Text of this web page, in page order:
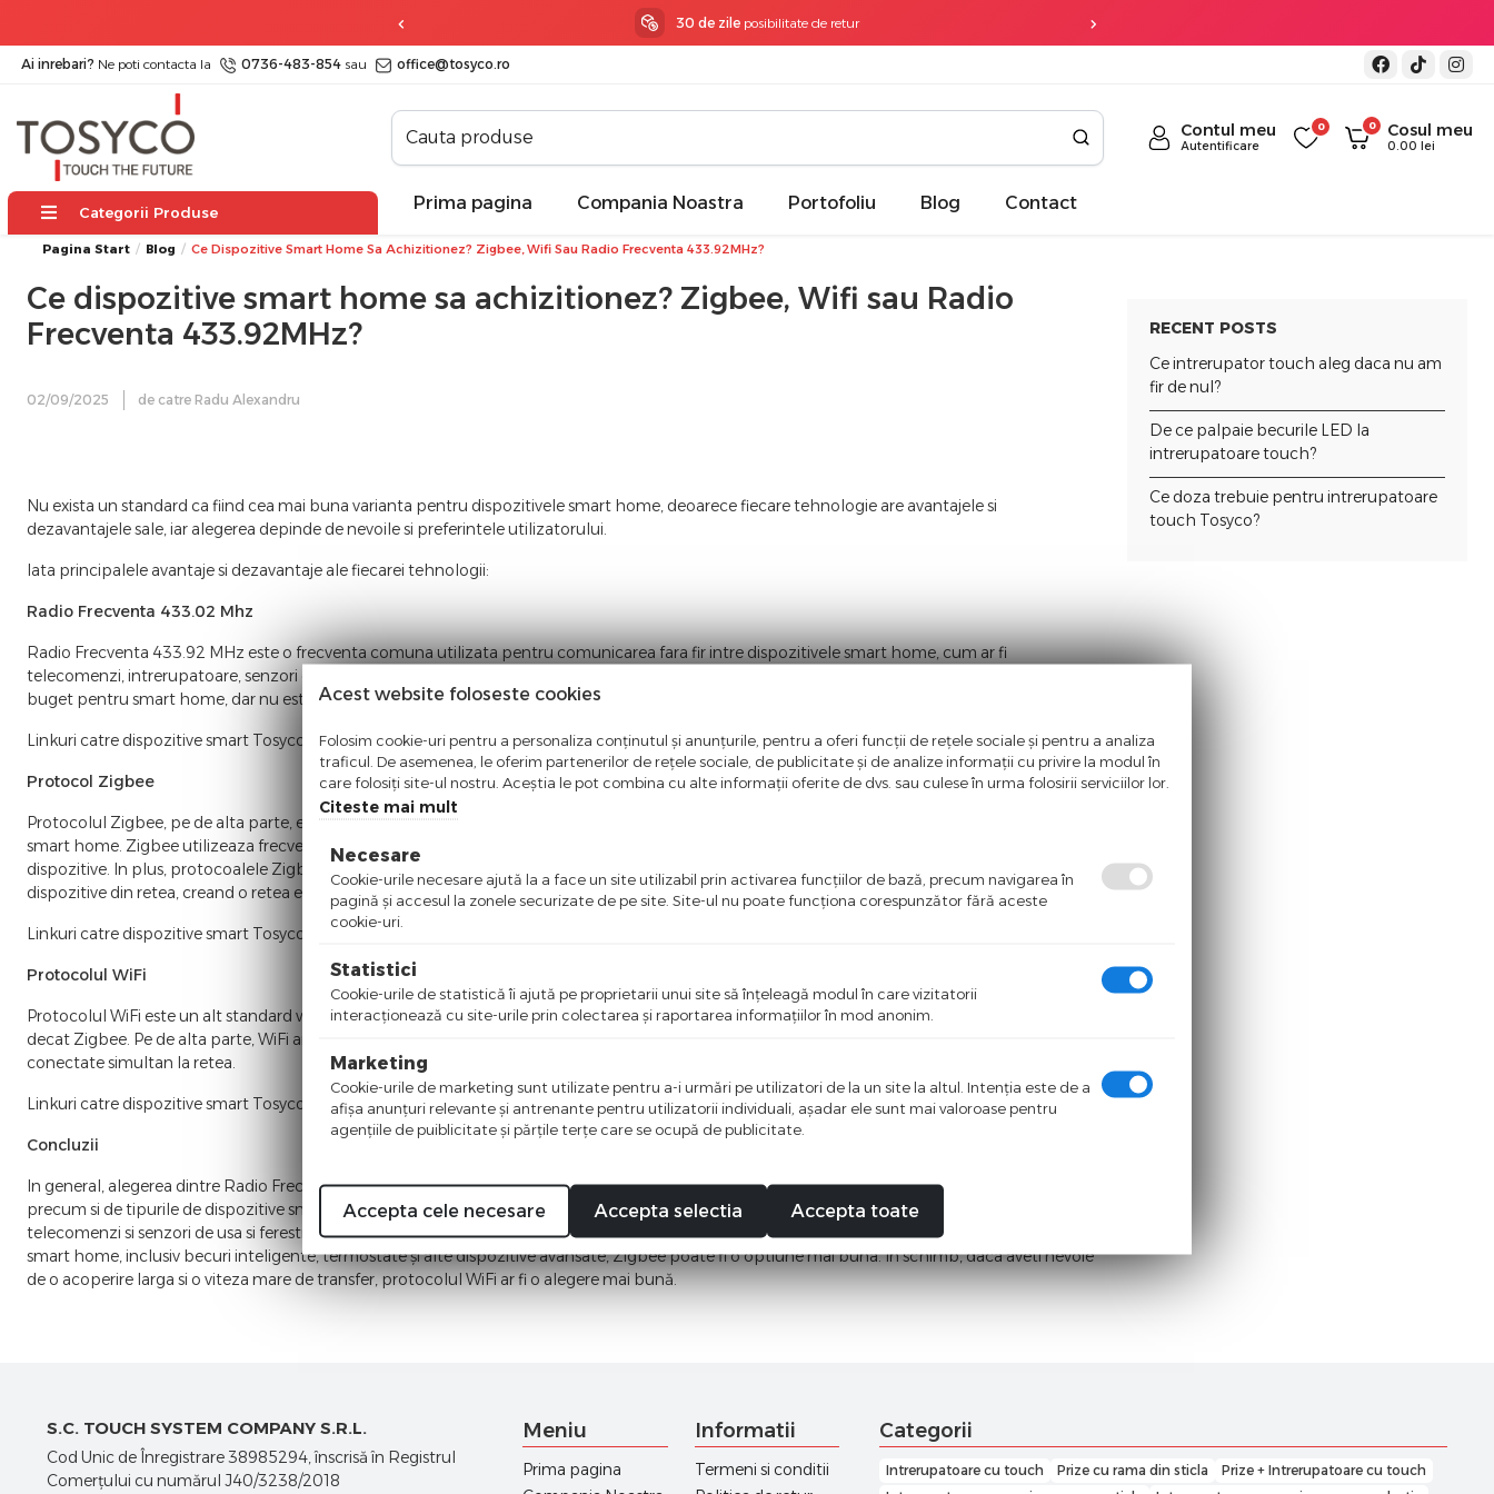
30 de zile posibilitate de retur
Ai inrebari? Ne poti contacta la 0736-483-854 sau office@tosyco.ro
Contul meu
Autentificare
0 0 Cosul meu
0.00 lei
Categorii Produse Prima pagina Compania Noastra Portofoliu Blog Contact
Pagina Start Blog Ce Dispozitive Smart Home Sa Achizitionez? Zigbee, Wifi Sau Radio Frecventa 433.92MHz?
Ce dispozitive smart home sa achizitionez? Zigbee, Wifi sau Radio
Frecventa 433.92MHz?
02/09/2025 de catre Radu Alexandru
Nu exista un standard ca fiind cea mai buna varianta pentru dispozitivele smart home, deoarece fiecare tehnologie are avantajele si
dezavantajele sale, iar alegerea depinde de nevoile si preferintele utilizatorului.
Iata principalele avantaje si dezavantaje ale fiecarei tehnologii:
Radio Frecventa 433.02 Mhz
Radio Frecventa 433.92 MHz este o frecventa comuna utilizata pentru comunicarea fara fir intre dispozitivele smart home, cum ar fi
telecomenzi, intrerupatoare, senzori de usa si ferestre si alte dispozitive simple. Aceasta tehnologie este utilizata de multe ori in produsele de
buget pentru smart home, dar nu este ideala pentru dispozitivele care necesita o comunicare mai complexa sau mai rapida.
Linkuri catre dispozitive smart Tosyco RF433:Telecomenzi RF433,Intrerupatoare RF433
Protocol Zigbee
Protocolul Zigbee, pe de alta parte, este un standard wireless proiectat pentru a oferi o comunicare mai avansata si mai rapida intre dispozitivele
smart home. Zigbee utilizeaza frecvente radio mai scazute, in general de 2.4 GHz, pentru a permite o comunicare mai rapida si mai fiabila între
dispozitive. In plus, protocoalele Zigbee au o arhitectura de retea mesh, ceea ce înseamna ca fiecare dispozitiv poate comunica cu alte
dispozitive din retea, creand o retea extinsa și capabila sa acopere o gama mai larga de dispozitive smart.
Linkuri catre dispozitive smart Tosyco Zigbee:Intrerupatoare Zigbee
Protocolul WiFi
Protocolul WiFi este un alt standard wireless utilizat pentru dispozitivele smart home, cu o viteza de transfer mai mare si o acoperire mai larga
decat Zigbee. Pe de alta parte, WiFi are si dezavantaje, precum consumul mai mare de energie si limitarea numarului de dispozitive care pot fi
conectate simultan la retea.
Linkuri catre dispozitive smart Tosyco WiFi:Intrerupatoare WiFi,Prize WiFi,Senzori WiFi
Concluzii
In general, alegerea dintre Radio Frecventa 433.92 MHz, protocolul Zigbee si protocolul WiFi depinde de preferintele si nevoile utilizatorului,
precum si de tipurile de dispozitive smart home pe care le detine. Daca aveti dispozitive simple, de buget, precumintrerupatoare touch
telecomenzi si senzori de usa si ferestre, radio frecventa de 433.92 MHz poate fi suficienta. Daca doriti sa controlați o gama larga de dispozitive
smart home, inclusiv becuri inteligente, termostate și alte dispozitive avansate, Zigbee poate fi o optiune mai buna. In schimb, daca aveti nevoie
de o acoperire larga si o viteza mare de transfer, protocolul WiFi ar fi o alegere mai bună.
RECENT POSTS
Ce intrerupator touch aleg daca nu am
fir de nul?
De ce palpaie becurile LED la
intrerupatoare touch?
Ce doza trebuie pentru intrerupatoare
touch Tosyco?
S.C. TOUCH SYSTEM COMPANY S.R.L.
Cod Unic de Înregistrare 38985294, înscrisă în Registrul
Comerţului cu numărul J40/3238/2018
Meniu
Prima pagina
Informatii
Termeni si conditii
Categorii
Intrerupatoare cu touch Prize cu rama din sticla
Prize + Intrerupatoare cu touch
Acest website foloseste cookies
Folosim cookie-uri pentru a personaliza conținutul și anunțurile, pentru a oferi funcții de rețele sociale și pentru a analiza
traficul. De asemenea, le oferim partenerilor de rețele sociale, de publicitate și de analize informații cu privire la modul în
care folosiți site-ul nostru. Aceștia le pot combina cu alte informații oferite de dvs. sau culese în urma folosirii serviciilor lor.
Citeste mai mult
Necesare
Cookie-urile necesare ajută la a face un site utilizabil prin activarea funcţiilor de bază, precum navigarea în
pagină şi accesul la zonele securizate de pe site. Site-ul nu poate funcţiona corespunzător fără aceste
cookie-uri.
Statistici
Cookie-urile de statistică îi ajută pe proprietarii unui site să înţeleagă modul în care vizitatorii
interacţionează cu site-urile prin colectarea şi raportarea informaţiilor în mod anonim.
Marketing
Cookie-urile de marketing sunt utilizate pentru a-i urmări pe utilizatori de la un site la altul. Intenţia este de a
afişa anunţuri relevante şi antrenante pentru utilizatorii individuali, aşadar ele sunt mai valoroase pentru
agenţiile de puiblicitate şi părţile terţe care se ocupă de publicitate.
Accepta cele necesare Accepta selectia Accepta toate